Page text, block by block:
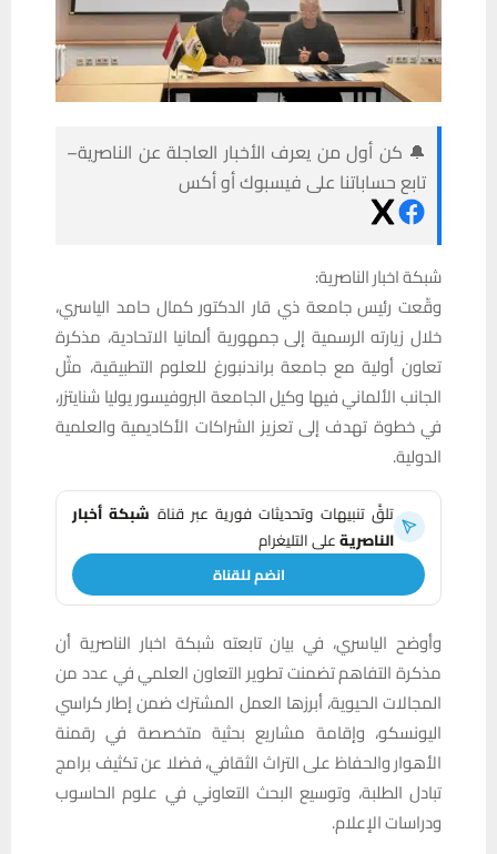
🔔 كن أول من يعرف الأخبار العاجلة عن الناصرية–
تابع حساباتنا على فيسبوك أو أكس
شبكة اخبار الناصرية:
وقّعت رئيس جامعة ذي قار الدكتور كمال حامد الياسري،
خلال زيارته الرسمية إلى جمهورية ألمانيا الاتحادية، مذكرة
تعاون أولية مع جامعة براندنبورغ للعلوم التطبيقية، مثّل
الجانب الألماني فيها وكيل الجامعة البروفيسور يوليا شنايتزر،
في خطوة تهدف إلى تعزيز الشراكات الأكاديمية والعلمية
الدولية.
تلقَّ تنبيهات وتحديثات فورية عبر قناة شبكة أخبار
الناصريةعلى التليغرام
انضم للقناة
وأوضح الياسري، في بيان تابعته شبكة اخبار الناصرية أن
مذكرة التفاهم تضمنت تطوير التعاون العلمي في عدد من
المجالات الحيوية، أبرزها العمل المشترك ضمن إطار كراسي
اليونسكو، وإقامة مشاريع بحثية متخصصة في رقمنة
الأهوار والحفاظ على التراث الثقافي، فضلا عن تكثيف برامج
تبادل الطلبة، وتوسيع البحث التعاوني في علوم الحاسوب
ودراسات الإعلام.